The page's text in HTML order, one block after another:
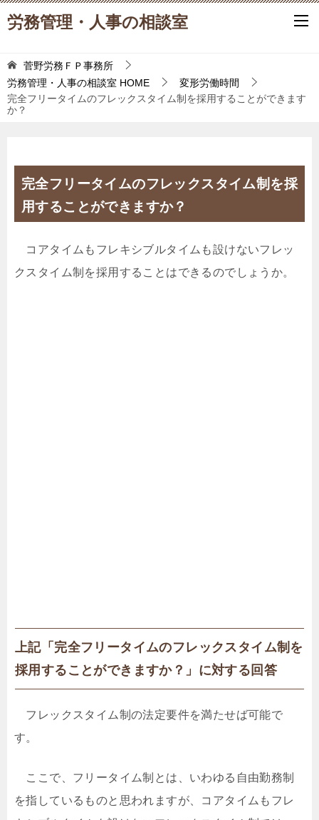
労務管理・人事の相談室
菅野労務ＦＰ事務所
労務管理・人事の相談室 HOME
変形労働時間
完全フリータイムのフレックスタイム制を採用することができます
か？
完全フリータイムのフレックスタイム制を採
用することができますか？
コアタイムもフレキシブルタイムも設けないフレッ
クスタイム制を採用することはできるのでしょうか。
上記「完全フリータイムのフレックスタイム制を
採用することができますか？」に対する回答
フレックスタイム制の法定要件を満たせば可能で
す。
ここで、フリータイム制とは、いわゆる自由勤務制
を指しているものと思われますが、コアタイムもフレ